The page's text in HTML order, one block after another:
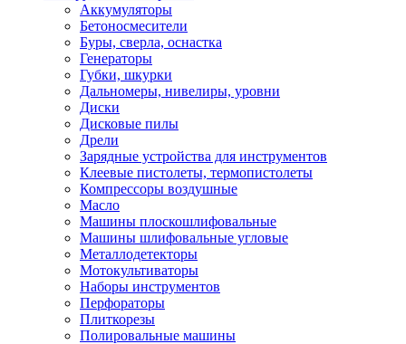
Аккумуляторы
Бетоносмесители
Буры, сверла, оснастка
Генераторы
Губки, шкурки
Дальномеры, нивелиры, уровни
Диски
Дисковые пилы
Дрели
Зарядные устройства для инструментов
Клеевые пистолеты, термопистолеты
Компрессоры воздушные
Масло
Машины плоскошлифовальные
Машины шлифовальные угловые
Металлодетекторы
Мотокультиваторы
Наборы инструментов
Перфораторы
Плиткорезы
Полировальные машины